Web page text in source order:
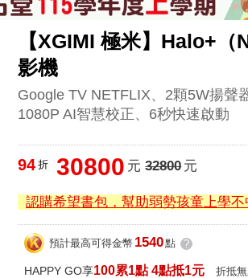
【XGIMI 極米】Halo+
影機
Google TV NETFLIX、2顆5W揚聲
1080P AI智慧校正、6秒快速啟動
94 折 30800 元 32800元
認購希望書包，幫助弱勢孩童上學不
預計最高可得金幣 1540點 ?
HAPPY GO享100累1點 4點抵1元 折抵